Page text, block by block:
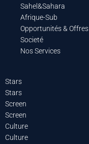
Sahel&Sahara
Afrique-Sub
Opportunités & Offres
Societé
Nos Services
Stars
Stars
Screen
Screen
Culture
Culture